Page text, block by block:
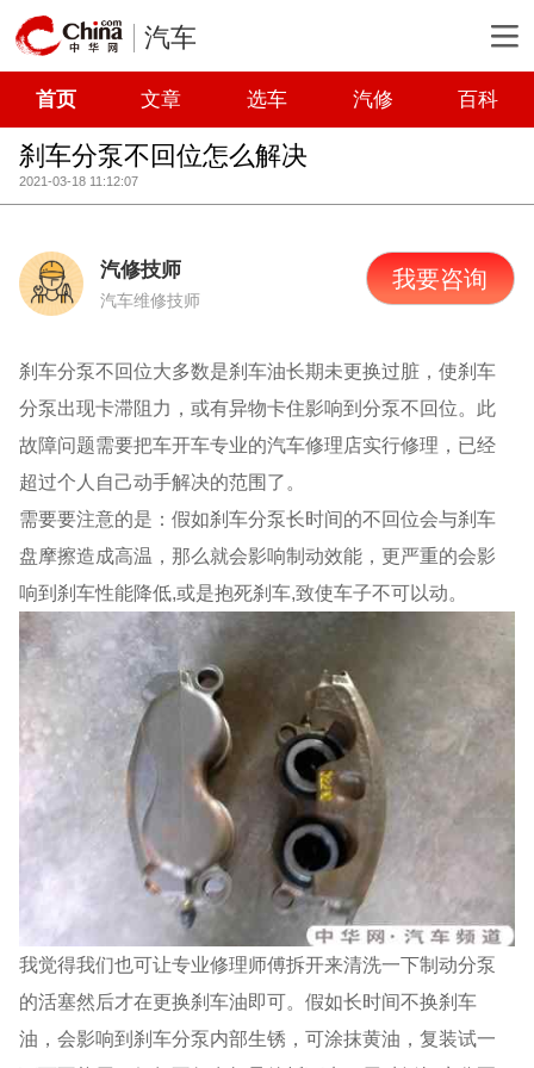
汽车
首页 文章 选车 汽修 百科
刹车分泵不回位怎么解决
2021-03-18 11:12:07
汽修技师
汽车维修技师
我要咨询
刹车分泵不回位大多数是刹车油长期未更换过脏，使刹车
分泵出现卡滞阻力，或有异物卡住影响到分泵不回位。此
故障问题需要把车开车专业的汽车修理店实行修理，已经
超过个人自己动手解决的范围了。
需要要注意的是：假如刹车分泵长时间的不回位会与刹车
盘摩擦造成高温，那么就会影响制动效能，更严重的会影
响到刹车性能降低,或是抱死刹车,致使车子不可以动。
我觉得我们也可让专业修理师傅拆开来清洗一下制动分泵
的活塞然后才在更换刹车油即可。假如长时间不换刹车
油，会影响到刹车分泵内部生锈，可涂抹黄油，复装试一